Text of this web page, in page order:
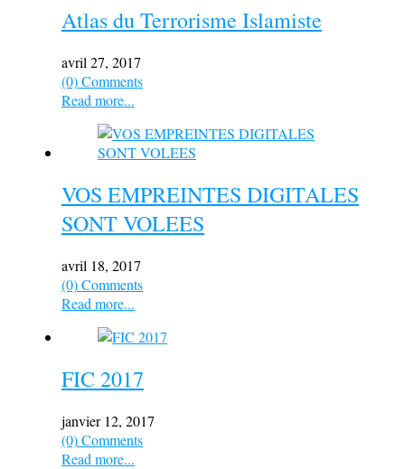
Atlas du Terrorisme Islamiste
avril 27, 2017
(0) Comments
Read more...
VOS EMPREINTES DIGITALES
SONT VOLEES
avril 18, 2017
(0) Comments
Read more...
FIC 2017
janvier 12, 2017
(0) Comments
Read more...